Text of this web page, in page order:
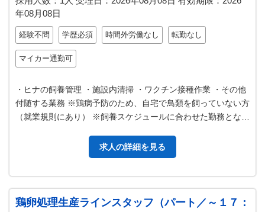
年08月08日
経験不問 学歴必須 時間外労働なし 転勤なし
マイカー通勤可
・ヒナの飼養管理 ・施設内清掃 ・ワクチン接種作業 ・その他
付随する業務 ※鶏病予防のため、自宅で鳥類を飼っていない方
（就業規則にあり） ※飼養スケジュールに合わせた勤務となり
求人の詳細を見る
鶏卵処理生産ラインスタッフ（パート／～１７：